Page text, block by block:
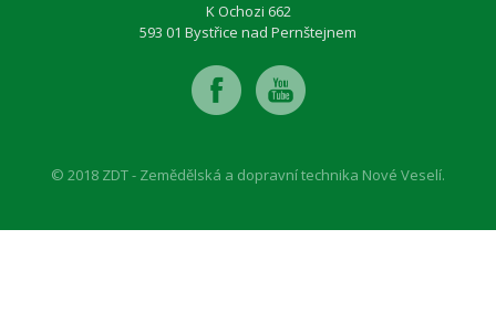
K Ochozi 662
593 01 Bystřice nad Pernštejnem
© 2018 ZDT - Zemědělská a dopravní technika Nové Veselí.